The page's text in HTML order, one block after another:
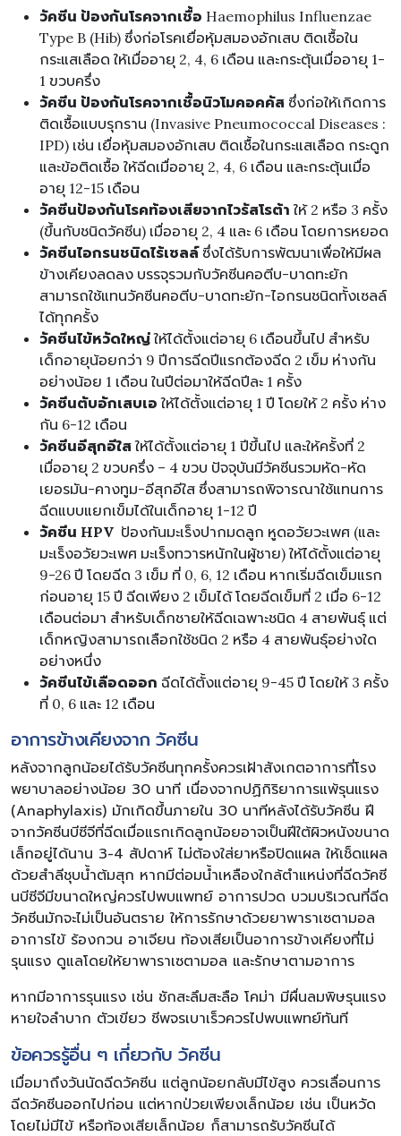
วัคซีน ป้องกันโรคจากเชื้อ Haemophilus Influenzae
Type B (Hib) ซึ่งก่อโรคเยื่อหุ้มสมองอักเสบ ติดเชื้อใน
กระแสเลือด ให้เมื่ออายุ 2, 4, 6 เดือน และกระตุ้นเมื่ออายุ 1-
1 ขวบครึ่ง
วัคซีน ป้องกันโรคจากเชื้อนิวโมคอคคัส ซึ่งก่อให้เกิดการ
ติดเชื้อแบบรุกราน (Invasive Pneumococcal Diseases :
IPD) เช่น เยื่อหุ้มสมองอักเสบ ติดเชื้อในกระแสเลือด กระดูก
และข้อติดเชื้อ ให้ฉีดเมื่ออายุ 2, 4, 6 เดือน และกระตุ้นเมื่อ
อายุ 12-15 เดือน
วัคซีนป้องกันโรคท้องเสียจากไวรัสโรต้า ให้ 2 หรือ 3 ครั้ง
(ขึ้นกับชนิดวัคซีน) เมื่ออายุ 2, 4 และ 6 เดือน โดยการหยอด
วัคซีนไอกรนชนิดไร้เซลล์ซึ่งได้รับการพัฒนาเพื่อให้มีผล
ข้างเคียงลดลง บรรจุรวมกับวัคซีนคอตีบ-บาดทะยัก
สามารถใช้แทนวัคซีนคอตีบ-บาดทะยัก-ไอกรนชนิดทั้งเซลล์
ได้ทุกครั้ง
วัคซีนไข้หวัดใหญ่ให้ได้ตั้งแต่อายุ 6 เดือนขึ้นไป สำหรับ
เด็กอายุน้อยกว่า 9 ปีการฉีดปีแรกต้องฉีด 2 เข็ม ห่างกัน
อย่างน้อย 1 เดือน ในปีต่อมาให้ฉีดปีละ 1 ครั้ง
วัคซีนตับอักเสบเอ ให้ได้ตั้งแต่อายุ 1 ปี โดยให้ 2 ครั้ง ห่าง
กัน 6-12 เดือน
วัคซีนอีสุกอีใสให้ได้ตั้งแต่อายุ 1 ปีขึ้นไป และให้ครั้งที่ 2
เมื่ออายุ 2 ขวบครึ่ง – 4 ขวบ ปัจจุบันมีวัคซีนรวมหัด-หัด
เยอรมัน-คางทูม-อีสุกอีใส ซึ่งสามารถพิจารณาใช้แทนการ
ฉีดแบบแยกเข็มได้ในเด็กอายุ 1-12 ปี
วัคซีน HPV ป้องกันมะเร็งปากมดลูก หูดอวัยวะเพศ (และ
มะเร็งอวัยวะเพศ มะเร็งทวารหนักในผู้ชาย) ให้ได้ตั้งแต่อายุ
9-26 ปี โดยฉีด 3 เข็ม ที่ 0, 6, 12 เดือน หากเริ่มฉีดเข็มแรก
ก่อนอายุ 15 ปี ฉีดเพียง 2 เข็มได้ โดยฉีดเข็มที่ 2 เมื่อ 6-12
เดือนต่อมา สำหรับเด็กชายให้ฉีดเฉพาะชนิด 4 สายพันธุ์ แต่
เด็กหญิงสามารถเลือกใช้ชนิด 2 หรือ 4 สายพันธุ์อย่างใด
อย่างหนึ่ง
วัคซีนไข้เลือดออก ฉีดได้ตั้งแต่อายุ 9-45 ปี โดยให้ 3 ครั้ง
ที่ 0, 6 และ 12 เดือน
อาการข้างเคียงจาก วัคซีน
หลังจากลูกน้อยได้รับวัคซีนทุกครั้งควรเฝ้าสังเกตอาการที่โรง
พยาบาลอย่างน้อย 30 นาที เนื่องจากปฏิกิริยาการแพ้รุนแรง
(Anaphylaxis) มักเกิดขึ้นภายใน 30 นาทีหลังได้รับวัคซีน ฝี
จากวัคซีนบีซีจีที่ฉีดเมื่อแรกเกิดลูกน้อยอาจเป็นฝีใต้ผิวหนังขนาด
เล็กอยู่ได้นาน 3-4 สัปดาห์ ไม่ต้องใส่ยาหรือปิดแผล ให้เช็ดแผล
ด้วยสำลีชุบน้ำต้มสุก หากมีต่อมน้ำเหลืองใกล้ตำแหน่งที่ฉีดวัคซี
นบีซีจีมีขนาดใหญ่ควรไปพบแพทย์ อาการปวด บวมบริเวณที่ฉีด
วัคซีนมักจะไม่เป็นอันตราย ให้การรักษาด้วยยาพาราเซตามอล
อาการไข้ ร้องกวน อาเจียน ท้องเสียเป็นอาการข้างเคียงที่ไม่
รุนแรง ดูแลโดยให้ยาพาราเซตามอล และรักษาตามอาการ
หากมีอาการรุนแรง เช่น ชักสะลึมสะลือ โคม่า มีผื่นลมพิษรุนแรง
หายใจลำบาก ตัวเขียว ชีพจรเบาเร็วควรไปพบแพทย์ทันที
ข้อควรรู้อื่น ๆ เกี่ยวกับ วัคซีน
เมื่อมาถึงวันนัดฉีดวัคซีน แต่ลูกน้อยกลับมีไข้สูง ควรเลื่อนการ
ฉีดวัคซีนออกไปก่อน แต่หากป่วยเพียงเล็กน้อย เช่น เป็นหวัด
โดยไม่มีไข้ หรือท้องเสียเล็กน้อย ก็สามารถรับวัคซีนได้